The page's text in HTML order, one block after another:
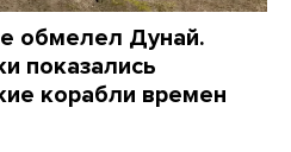
обмелел Дунай.
показались
корабли времен